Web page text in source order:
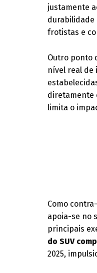
justamente
durabilidade
frotistas e
Outro ponto
nível real de
diretamente
limita o
Como
apoia-se no
principais
do SUV
2025,